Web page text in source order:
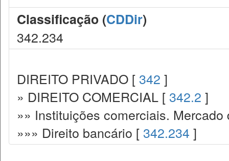
Classificação (CDDir)
342.234
DIREITO PRIVADO [ 342 ]
» DIREITO COMERCIAL [ 342.2 ]
»» Instituições comerciais.
»»» Direito bancário [ 342.234 ]